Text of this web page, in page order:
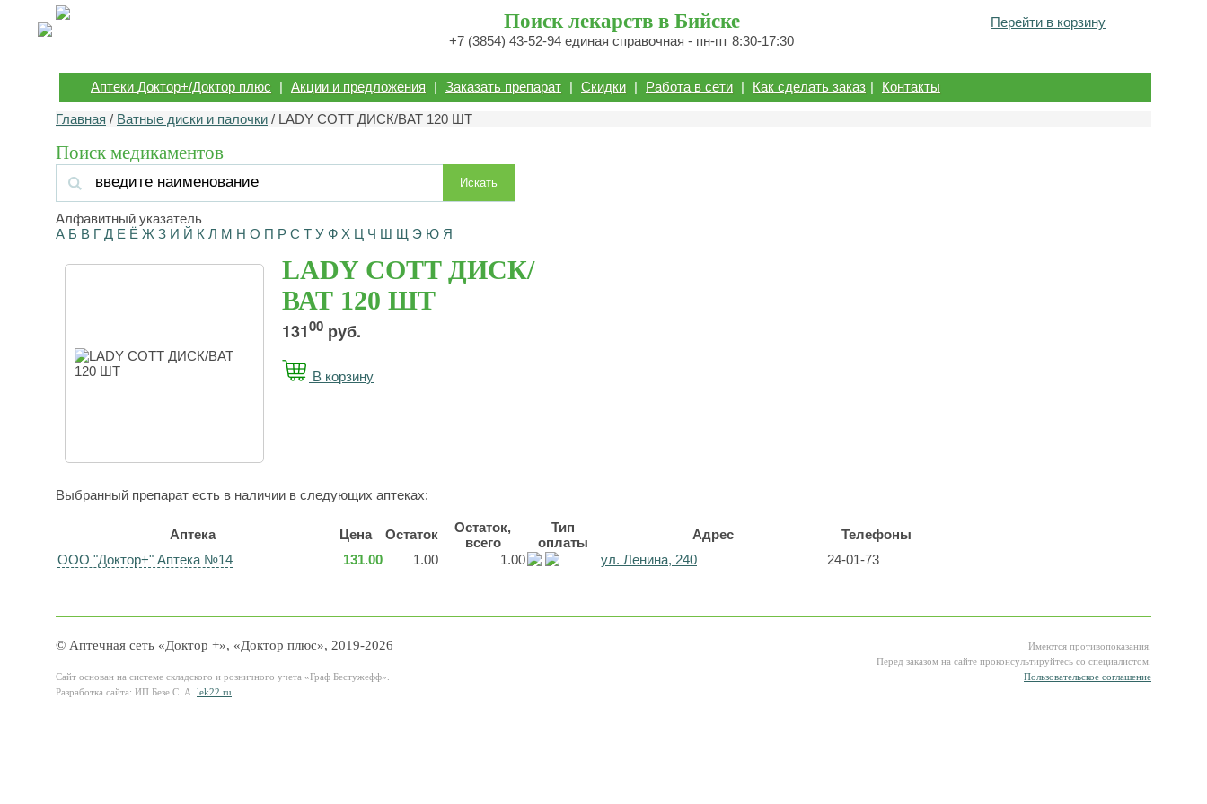
Поиск лекарств в Бийске
+7 (3854) 43-52-94 единая справочная - пн-пт 8:30-17:30
Перейти в корзину
Аптеки Доктор+/Доктор плюс | Акции и предложения | Заказать препарат | Скидки | Работа в сети | Как сделать заказ | Контакты
Главная / Ватные диски и палочки / LADY COTT ДИСК/ВАТ 120 ШТ
Поиск медикаментов
Искать
Алфавитный указатель
А Б В Г Д Е Ё Ж З И Й К Л М Н О П Р С Т У Ф Х Ц Ч Ш Щ Э Ю Я
LADY COTT ДИСК/
ВАТ 120 ШТ
13100 руб.
В корзину
Выбранный препарат есть в наличии в следующих аптеках:
Аптека Цена Остаток
Остаток,
всего
Тип
оплаты
Адрес
Телефоны
ООО "Доктор+" Аптека №14
131.00 1.00 1.00 ул. Ленина, 240 24-01-73
© Аптечная сеть «Доктор +», «Доктор плюс», 2019-2026
Сайт основан на системе складского и розничного учета «Граф Бестужефф».
Разработка сайта: ИП Безе С. А. lek22.ru
Имеются противопоказания.
Перед заказом на сайте проконсультируйтесь со специалистом.
Пользовательское соглашение